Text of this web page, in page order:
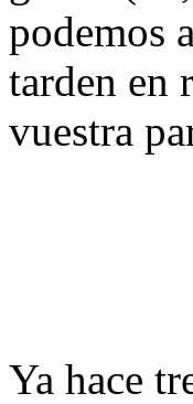
podemos
tarden en
vuestra
Ya hace